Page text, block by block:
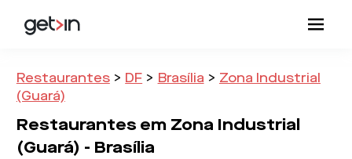
Restaurantes > DF > Brasília > Zona Industrial
(Guará)
Restaurantes em Zona Industrial
(Guará) - Brasília